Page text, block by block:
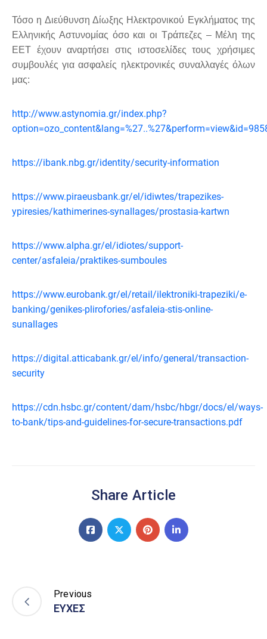
Τόσο η Διεύθυνση Δίωξης Ηλεκτρονικού Εγκλήματος της
Ελληνικής Αστυνομίας όσο και οι Τράπεζες – Μέλη της
ΕΕΤ έχουν αναρτήσει στις ιστοσελίδες τους χρήσιμες
συμβουλές για ασφαλείς ηλεκτρονικές συναλλαγές όλων
μας:
http://www.astynomia.gr/index.php?
https://ibank.nbg.gr/identity/security-information
https://www.piraeusbank.gr/el/idiwtes/trapezikes-
ypiresies/kathimerines-synallages/prostasia-kartwn
https://www.alpha.gr/el/idiotes/support-
center/asfaleia/praktikes-sumboules
https://www.eurobank.gr/el/retail/ilektroniki-trapeziki/e-
banking/genikes-plirofories/asfaleia-stis-online-
sunallages
https://digital.atticabank.gr/el/info/general/transaction-
security
https://cdn.hsbc.gr/content/dam/hsbc/hbgr/docs/el/ways-
to-bank/tips-and-guidelines-for-secure-transactions.pdf
Share Article
Previous
ΕΥΧΕΣ